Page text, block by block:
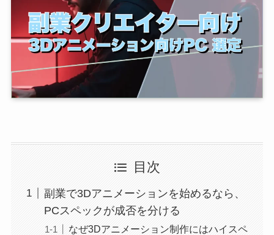
目次
副業で3Dアニメーションを始めるなら、
PCスペックが成否を分ける
なぜ3Dアニメーション制作にはハイスペ